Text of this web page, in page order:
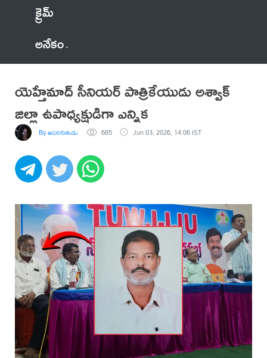
క్రైమ్
అనేకం
యెహ్తేమాద్ సీనియర్ పాత్రికేయుడు అశ్వాక్
జిల్లా ఉపాధ్యక్షుడిగా ఎన్నిక
By అపరిచితుడు 685 Jun 03, 2026, 14:06 IST